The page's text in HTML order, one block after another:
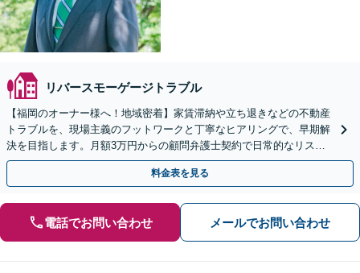
リバースモーゲージトラブル
【福岡のオーナー様へ！地域密着】家賃滞納や立ち退きなどの不動産
トラブルを、現場主義のフットワークと丁寧なヒアリングで、早期解
決を目指します。月額3万円からの顧問弁護士契約で日常的なリスク
も予防いたします【事前のご予約で休日・夜間も対応】
料金表を見る
電話でお問い合わせ メールでお問い合わせ